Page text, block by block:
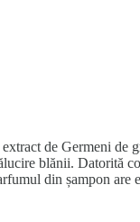
de Germeni de
blănii. Datorită
din șampon are